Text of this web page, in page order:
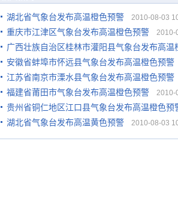
湖北省气象台发布高温橙色预警 2010-08-03
重庆市江津区气象台发布高温橙色预警 2010-
广西壮族自治区桂林市灌阳县气象台发布高温
安徽省蚌埠市怀远县气象台发布高温橙色预警
江苏省南京市溧水县气象台发布高温橙色预警
福建省莆田市气象台发布高温橙色预警 2010-
贵州省铜仁地区江口县气象台发布高温橙色预
湖北省气象台发布高温黄色预警 2010-08-03